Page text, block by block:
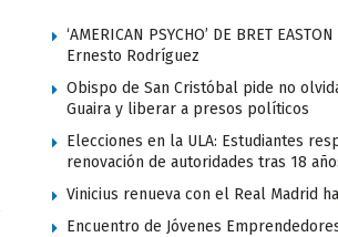
‘AMERICAN PSYCHO’ DE BRET
Ernesto Rodríguez
Obispo de San Cristóbal pide no
Guaira y liberar a presos políticos
Elecciones en la ULA: Estudiantes
renovación de autoridades tras 18
Vinicius renueva con el Real Madrid
Encuentro de Jóvenes